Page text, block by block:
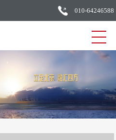
010-64246588